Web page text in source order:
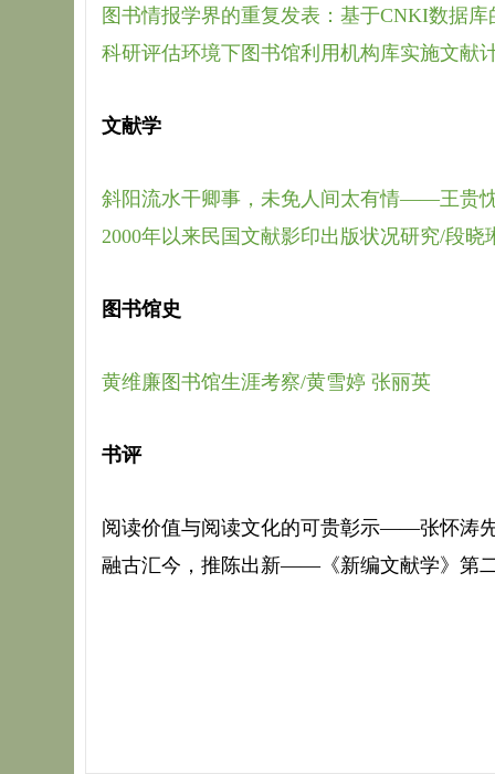
图书情报学界的重复发表：基于CNKI数据
科研评估环境下图书馆利用机构库实施文献
文献学
斜阳流水干卿事，未免人间太有情——王贵
2000年以来民国文献影印出版状况研究/段晓
图书馆史
黄维廉图书馆生涯考察/黄雪婷 张丽英
书评
阅读价值与阅读文化的可贵彰示——张怀涛
融古汇今，推陈出新——《新编文献学》第